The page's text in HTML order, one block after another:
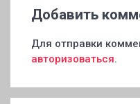
Добавить
Для отправки
авторизоваться.